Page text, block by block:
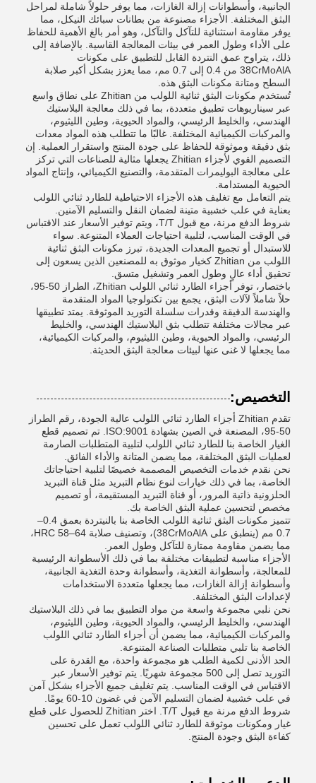
الجانبية، وأسطوانات إزالة الغازات، مما يوفر حلولاً شاملة لمراحل
البثق المختلفة. الأجزاء مصنوعة من بطانات سبائك النيكل، مما
يوفر مقاومة استثنائية للتآكل والتآكل، وهو أمر بالغ الأهمية للحفاظ
على الأداء وطول العمر في بيئات المعالجة القاسية. بالإضافة إلى
ذلك، يتراوح عمق النتردة القابل للتطبيق على مكونات
38CrMoAlA من 0.4 إلى 0.7 مم، مما يعزز بشكل أكبر صلابة
السطح ومتانة مكونات البثق هذه.
تُستخدم مكونات البثق ثنائية اللولب من Zhitian على نطاق واسع
عبر سيناريوهات تطبيق متعددة، بما في ذلك معالجة البلاستيك
الهندسي، والخليط الرئيسي، والمواد الحيوية، وطين الليثيوم،
والمركبات الكيميائية المختلفة. غالبًا ما تتطلب هذه المواد معدات
بثق دقيقة وموثوقة للحفاظ على جودة المنتج واستقرار العملية. إن
التصميم القوي لأجزاء Zhitian يجعلها مثالية للصناعات التي تركز
على معالجة البوليمرات المتقدمة، والتصنيع الكيميائي، وإنتاج المواد
الحيوية المستدامة.
يتم التعامل مع تغليف هذه الأجزاء الاحتياطية للطارد ثنائي اللولب
بعناية في علب خشبية متينة لضمان النقل والتسليم الآمنين.
شروط الدفع مرنة، مع قبول T/T، ويتم توفير الأسعار عند الاقتباس
في الوقت المناسب، لتلبية احتياجات العملاء المتنوعة. سواء
للاستبدال أو تجميع المعدات الجديدة، تبرز مكونات البثق ثنائية
اللولب من Zhitian كخيار موثوق به للمصنعين الذين يسعون إلى
تحقيق أداء عالٍ وطول العمر وتشغيل متسق.
باختصار، توفر أجزاء الطارد ثنائي اللولب Zhitian، الطراز 50-95،
حلاً شاملاً لآلات البثق، يجمع بين تكنولوجيا المواد المتقدمة
والهندسة الدقيقة وقدرات سلسلة التوريد الموثوقة. يمتد تطبيقها
عبر مجالات مختلفة تتطلب بثق البلاستيك الهندسي، والخليط
الرئيسي، والمواد الحيوية، وطين الليثيوم، والمركبات الكيميائية،
مما يجعلها لا غنى عنها لبيئات معالجة البثق الحديثة.
التخصيص:
تقدم Zhitian أجزاء الطارد ثنائي اللولب عالية الجودة، رقم الطراز
50-95، المصنعة في الصين بشهادة ISO:9001. تم تصميم قطع
الغيار الخاصة بنا للطارد ثنائي اللولب لتلبية المتطلبات الصارمة
لعمليات البثق المختلفة، مما يضمن المتانة والأداء الفائق.
نحن نقدم خدمات التخصيص المصممة خصيصًا لتلبية احتياجاتك
الخاصة، بما في ذلك خيارات لنوع نظام التبريد مثل قناة التبريد
الحلزونية ذاتية المرور، أو قناة التبريد المستقيمة، أو تصميم
مخصص لتحسين عملية البثق الخاصة بك.
تتميز مكونات البثق ثنائية اللولب الخاصة بنا بالنيتردة بعمق 0.4–
0.7 مم (ينطبق على 38CrMoAlA)، وتصنيف صلابة HRC 58–64،
مما يضمن مقاومة ممتازة للتآكل وطول العمر.
الأجزاء مناسبة لتطبيقات مختلفة بما في ذلك الأسطوانة الرئيسية
للمعالجة، وأسطوانة التغذية، وأسطوانة وحدة التغذية الجانبية،
وأسطوانة إزالة الغازات، مما يجعلها متعددة الاستخدامات
لإعدادات البثق المختلفة.
نحن نلبي مجموعة واسعة من مواد التطبيق بما في ذلك البلاستيك
الهندسي، والخليط الرئيسي، والمواد الحيوية، وطين الليثيوم،
والمركبات الكيميائية، مما يضمن أن أجزاء الطارد ثنائي اللولب
الخاصة بنا تلبي متطلبات الصناعة المتنوعة.
الحد الأدنى لكمية الطلب هو مجموعة واحدة، مع القدرة على
التوريد تصل إلى 500 مجموعة شهريًا. يتم توفير الأسعار عبر
الاقتباس في الوقت المناسب. يتم تغليف جميع الأجزاء بشكل آمن
في علب خشبية لضمان التسليم الآمن في غضون 10-60 يومًا.
شروط الدفع مرنة مع قبول T/T. اختر Zhitian للحصول على قطع
غيار ومكونات موثوقة للطارد ثنائي اللولب تعمل على تحسين
كفاءة البثق وجودة المنتج.